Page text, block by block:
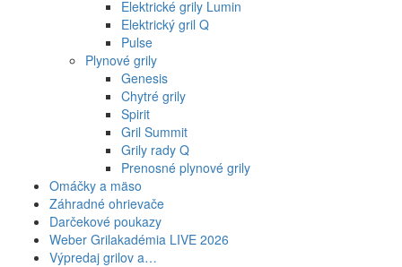
Elektrické grily Lumin
Elektrický gril Q
Pulse
Plynové grily
Genesis
Chytré grily
Spirit
Gril Summit
Grily rady Q
Prenosné plynové grily
Omáčky a mäso
Záhradné ohrievače
Darčekové poukazy
Weber Grilakadémia LIVE 2026
Výpredaj grilov a…